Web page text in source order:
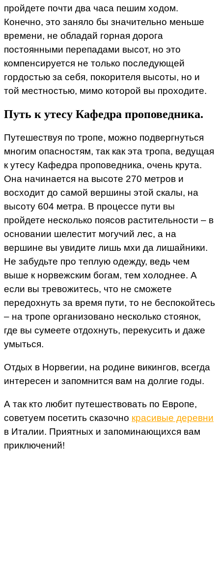
пройдете почти два часа пешим ходом.
Конечно, это заняло бы значительно меньше
времени, не обладай горная дорога
постоянными перепадами высот, но это
компенсируется не только последующей
гордостью за себя, покорителя высоты, но и
той местностью, мимо которой вы проходите.
Путь к утесу Кафедра проповедника.
Путешествуя по тропе, можно подвергнуться
многим опасностям, так как эта тропа, ведущая
к утесу Кафедра проповедника, очень крута.
Она начинается на высоте 270 метров и
восходит до самой вершины этой скалы, на
высоту 604 метра. В процессе пути вы
пройдете несколько поясов растительности – в
основании шелестит могучий лес, а на
вершине вы увидите лишь мхи да лишайники.
Не забудьте про теплую одежду, ведь чем
выше к норвежским богам, тем холоднее. А
если вы тревожитесь, что не сможете
передохнуть за время пути, то не беспокойтесь
– на тропе организовано несколько стоянок,
где вы сумеете отдохнуть, перекусить и даже
умыться.
Отдых в Норвегии, на родине викингов, всегда
интересен и запомнится вам на долгие годы.
А так кто любит путешествовать по Европе,
советуем посетить сказочно красивые деревни
в Италии. Приятных и запоминающихся вам
приключений!